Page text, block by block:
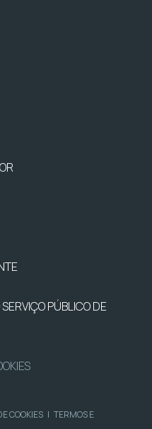
PÚBLICO DE
COOKIES | TERMOS E